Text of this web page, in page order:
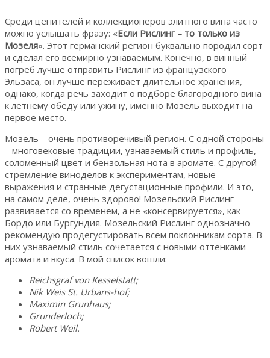
Среди ценителей и коллекционеров элитного вина часто
можно услышать фразу: «Если Рислинг – то только из
Мозеля». Этот германский регион буквально породил сорт
и сделал его всемирно узнаваемым. Конечно, в винный
погреб лучше отправить Рислинг из французского
Эльзаса, он лучше переживает длительное хранения,
однако, когда речь заходит о подборе благородного вина
к летнему обеду или ужину, именно Мозель выходит на
первое место.
Мозель – очень противоречивый регион. С одной стороны
– многовековые традиции, узнаваемый стиль и профиль,
соломенный цвет и бензольная нота в аромате. С другой –
стремление виноделов к экспериментам, новые
выражения и странные дегустационные профили. И это,
на самом деле, очень здорово! Мозельский Рислинг
развивается со временем, а не «консервируется», как
Бордо или Бургундия. Мозельский Рислинг однозначно
рекомендую продегустировать всем поклонникам сорта. В
них узнаваемый стиль сочетается с новыми оттенками
аромата и вкуса. В мой список вошли:
Reichsgraf von Kesselstatt;
Nik Weis St. Urbans-hof;
Maximin Grunhaus;
Grunderloch;
Robert Weil.